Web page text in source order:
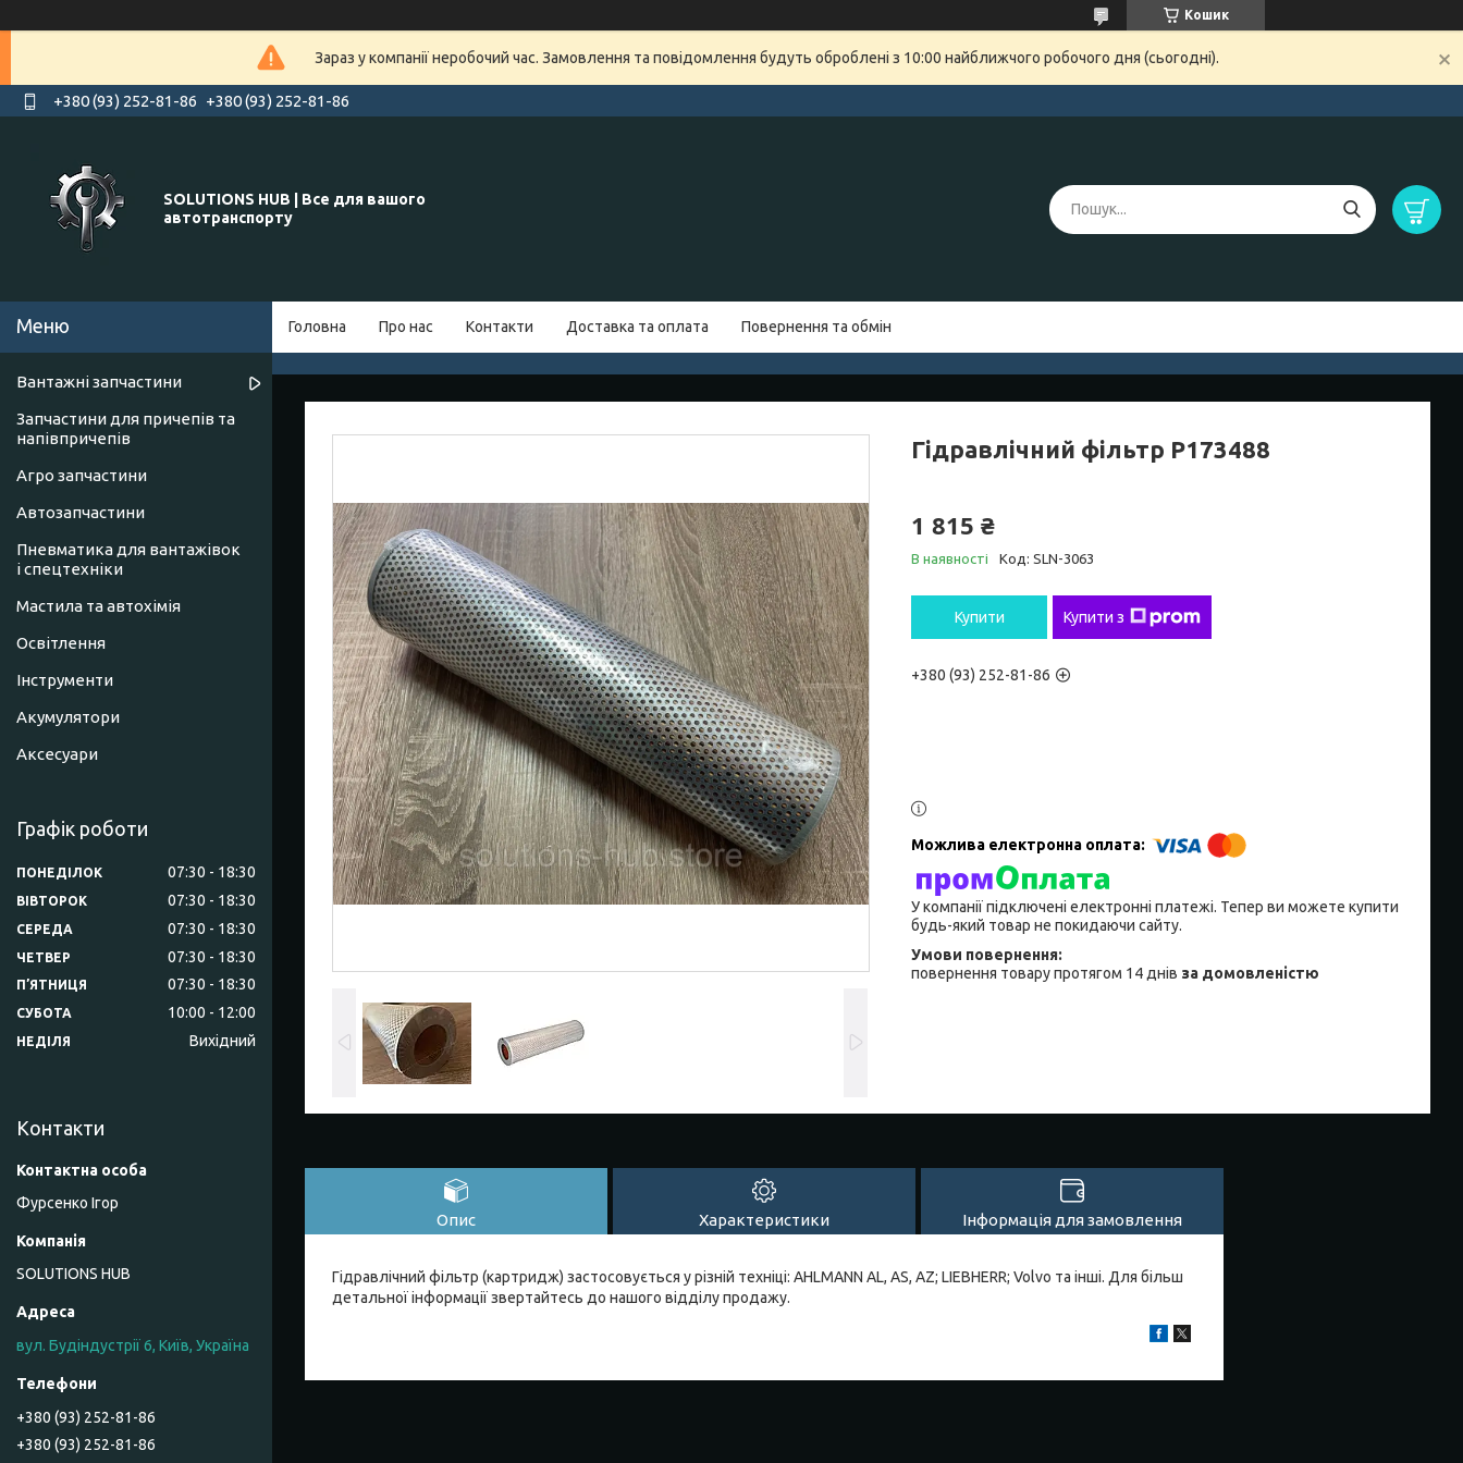
Кошик
Зараз у компанії неробочий час. Замовлення та повідомлення будуть оброблені з 10:00 найближчого робочого дня (сьогодні).
+380 (93) 252-81-86 +380 (93) 252-81-86
SOLUTIONS HUB | Все для вашого
автотранспорту
Головна Про нас Контакти Доставка та оплата Повернення та обмін
Гідравлічний фільтр P173488
1 815 ₴
В наявності Код: SLN-3063
Купити Купити з
+380 (93) 252-81-86
У компанії підключені електронні платежі. Тепер ви можете купити
будь-який товар не покидаючи сайту.
повернення товару протягом 14 днів за домовленістю
Опис Характеристики Інформація для замовлення
Гідравлічний фільтр (картридж) застосовується у різній техніці: AHLMANN AL, AS, AZ; LIEBHERR; Volvo та інші. Для більш
детальної інформації звертайтесь до нашого відділу продажу.
Вантажні запчастини
Запчастини для причепів та
напівпричепів
Агро запчастини
Автозапчастини
Пневматика для вантажівок
і спецтехніки
Мастила та автохімія
Освітлення
Інструменти
Акумулятори
Аксесуари
Графік роботи
ПОНЕДІЛОК 07:30 18:30
ВІВТОРОК 07:30 18:30
СЕРЕДА 07:30 18:30
ЧЕТВЕР 07:30 18:30
ПʼЯТНИЦЯ 07:30 18:30
СУБОТА 10:00 12:00
НЕДІЛЯ Вихідний
Контакти
Фурсенко Ігор
SOLUTIONS HUB
вул. Будіндустрії 6, Київ, Україна
+380 (93) 252-81-86
+380 (93) 252-81-86